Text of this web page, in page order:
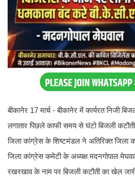
बीकानेर 17 मार्च - बीकानेर में कार्यरत निजी
लगातार पिछले काफी समय से घंटो बिजली
जिला कांग्रेस के शिष्टमंडल ने अतिरिक्त जिला
जिला कांग्रेस कमेटी के अध्यक्ष मदनगोपाल
रखरखाव के नाम पर बिजली कटौती का खेल